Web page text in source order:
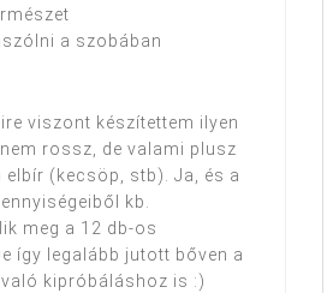
a szobában
viszont készítettem ilyen
rossz, de valami plusz
elbír (kecsöp, stb). Ja, és a
kb.
meg a 12 db-os
így legalább jutott bőven a
kipróbáláshoz is :)